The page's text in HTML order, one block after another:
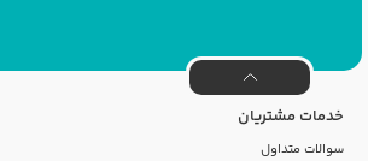
خدمات مشتریان
سوالات متداول